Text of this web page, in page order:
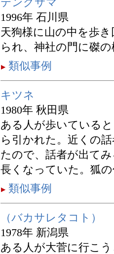
1996年 石川県
天狗様に山の中を歩
られ、神社の門に磔
類似事例
キツネ
1980年 秋田県
ある人が歩いている
ら引かれた。近くの
たので、話者が出て
長くなっていた。狐
類似事例
（バカサレタコト）
1978年 新潟県
ある人が大菅に行こ